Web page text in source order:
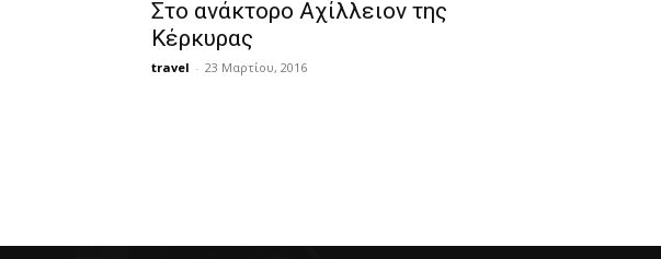
Στο ανάκτορο Αχίλλειον της
Κέρκυρας
travel - 23 Μαρτίου, 2016